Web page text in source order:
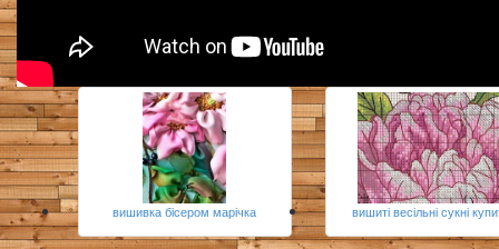
вишивка бісером марічка вишиті весільні сукні